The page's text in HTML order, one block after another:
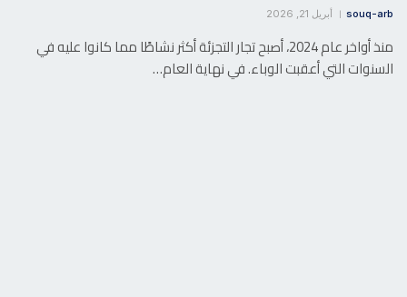
souq-arb أبريل 21, 2026
منذ أواخر عام 2024، أصبح تجار التجزئة أكثر نشاطًا مما كانوا عليه في
السنوات التي أعقبت الوباء. في نهاية العام…